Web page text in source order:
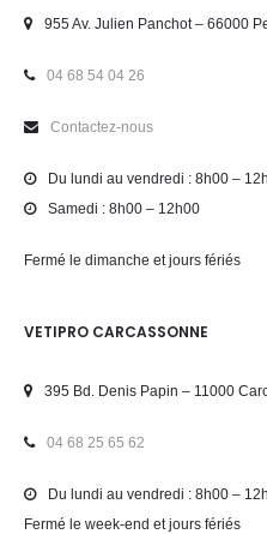
955 Av. Julien Panchot – 66000
04 68 54 04 26
Contactez-nous
Du lundi au vendredi : 8h00 –
Samedi : 8h00 – 12h00
Fermé le dimanche et jours fériés
VETIPRO CARCASSONNE
395 Bd. Denis Papin – 11000
04 68 25 65 62
Du lundi au vendredi : 8h00 –
Fermé le week-end et jours fériés